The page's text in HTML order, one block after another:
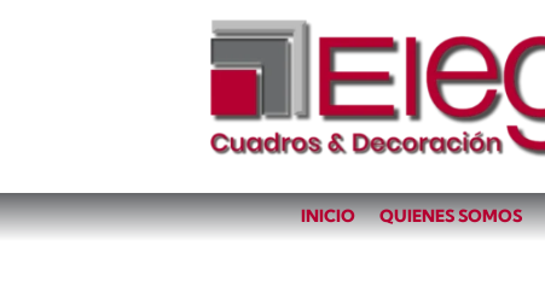
INICIO QUIENES SOMOS